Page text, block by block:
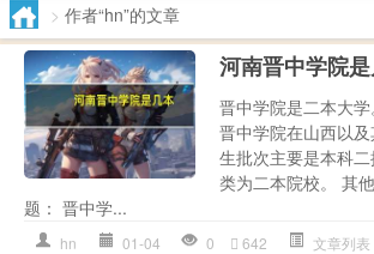
> 作者“hn”的文章
河南晋中学院
晋中学院是二本大学
晋中学院在山西以
生批次主要是本科
类为二本院校。 其
题： 晋中学...
hn 01-04 0 642 文章列表